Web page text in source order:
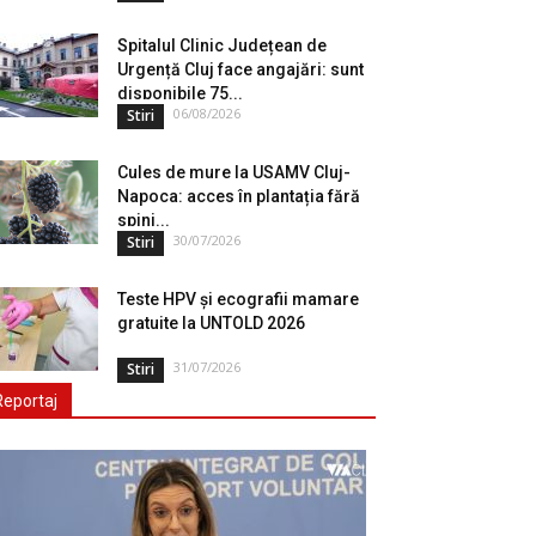
Spitalul Clinic Județean de
Urgență Cluj face angajări: sunt
disponibile 75...
Stiri 06/08/2026
Cules de mure la USAMV Cluj-
Napoca: acces în plantația fără
spini...
Stiri 30/07/2026
Teste HPV și ecografii mamare
gratuite la UNTOLD 2026
Stiri 31/07/2026